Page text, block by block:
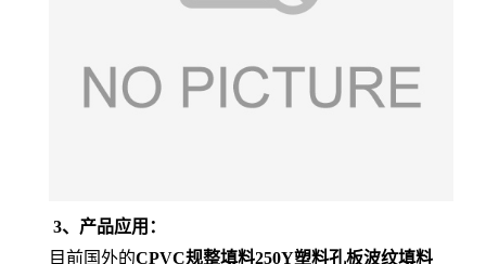
3、产品应用：
目前国外的CPVC规整填料250Y塑料孔板波纹填料